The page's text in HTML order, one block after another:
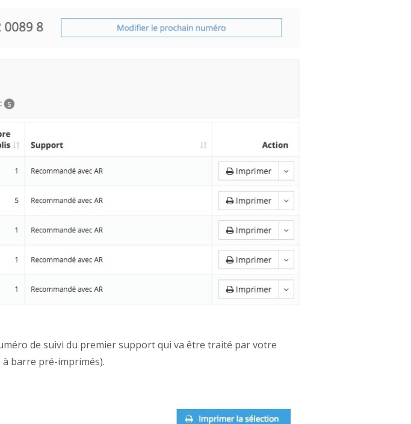
de suivi du premier support qui va être traité par votre
barre pré-imprimés).